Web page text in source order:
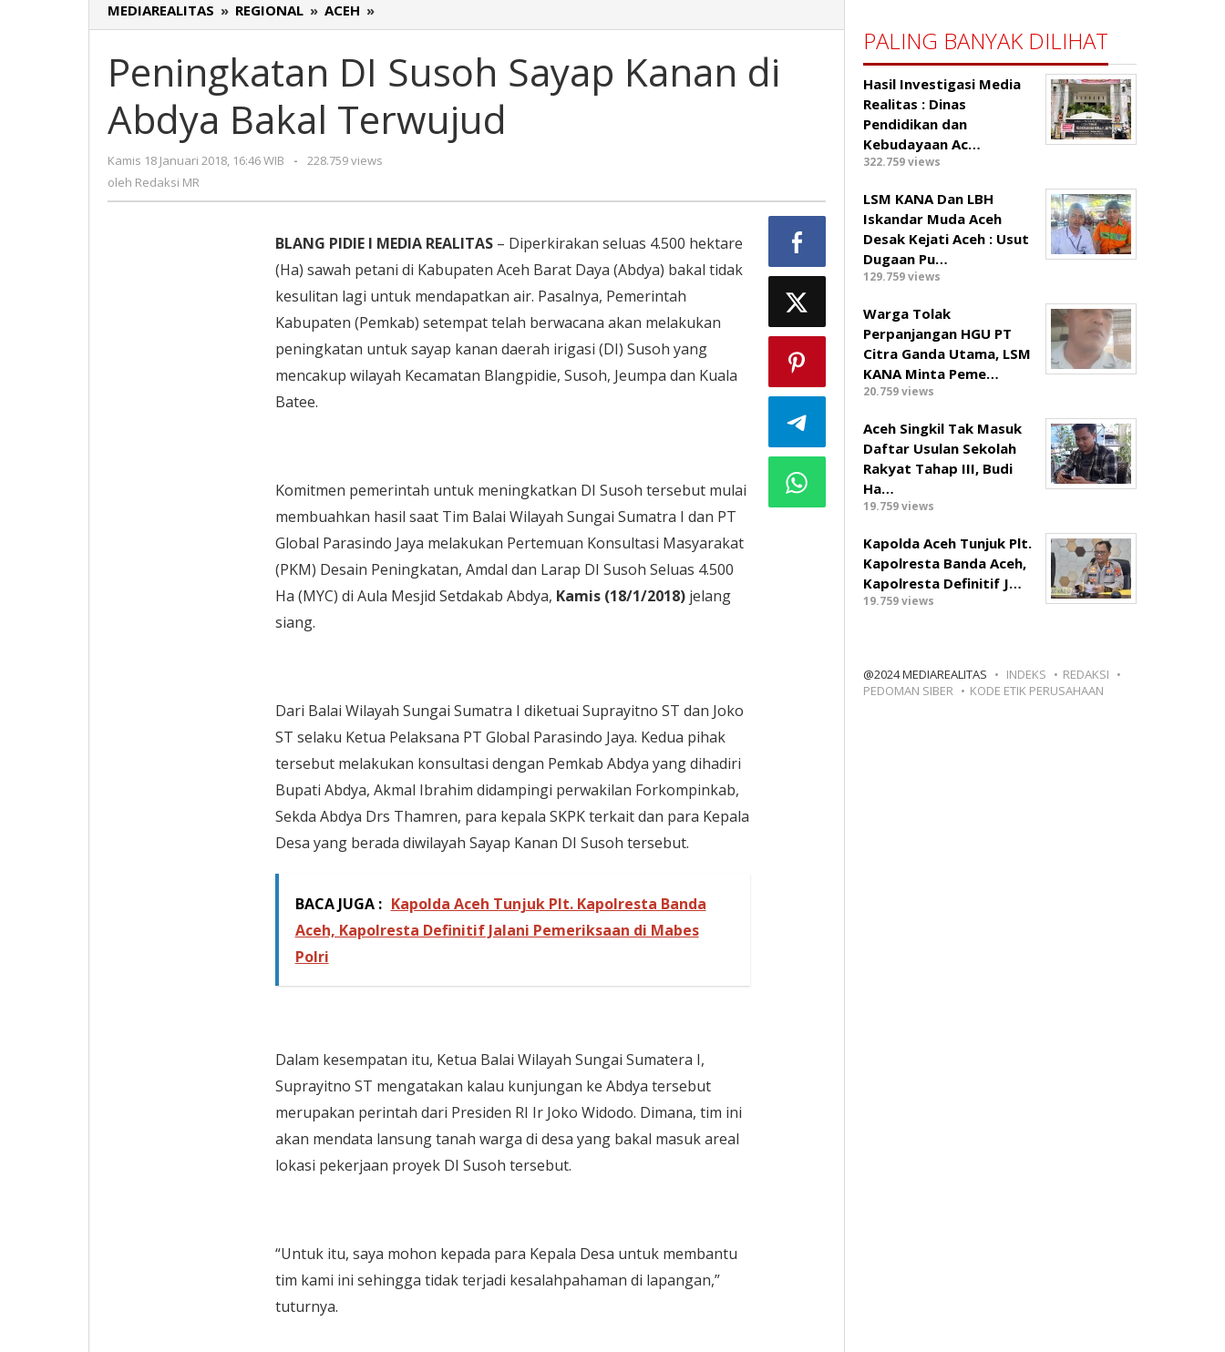
MEDIAREALITAS » REGIONAL » ACEH »
DI
Sayap
Kanan
di
Abdya
Terwujud
Peningkatan DI Susoh Sayap Kanan di
Abdya Bakal Terwujud
Kamis 18 Januari 2018, 16:46 WIB
oleh
-
228.759 views
oleh Redaksi MR
BLANG PIDIE I MEDIA REALITAS– Diperkirakan seluas 4.500 hektare
(Ha) sawah petani di Kabupaten Aceh Barat Daya (Abdya) bakal tidak
kesulitan lagi untuk mendapatkan air. Pasalnya, Pemerintah
Kabupaten (Pemkab) setempat telah berwacana akan melakukan
peningkatan untuk sayap kanan daerah irigasi (DI) Susoh yang
mencakup wilayah Kecamatan Blangpidie, Susoh, Jeumpa dan Kuala
Batee.
Komitmen pemerintah untuk meningkatkan DI Susoh tersebut mulai
membuahkan hasil saat Tim Balai Wilayah Sungai Sumatra I dan PT
Global Parasindo Jaya melakukan Pertemuan Konsultasi Masyarakat
(PKM) Desain Peningkatan, Amdal dan Larap DI Susoh Seluas 4.500
Ha (MYC) di Aula Mesjid Setdakab Abdya, Kamis (18/1/2018)jelang
siang.
Dari Balai Wilayah Sungai Sumatra I diketuai Suprayitno ST dan Joko
ST selaku Ketua Pelaksana PT Global Parasindo Jaya. Kedua pihak
tersebut melakukan konsultasi dengan Pemkab Abdya yang dihadiri
Bupati Abdya, Akmal Ibrahim didampingi perwakilan Forkompinkab,
Sekda Abdya Drs Thamren, para kepala SKPK terkait dan para Kepala
Desa yang berada diwilayah Sayap Kanan DI Susoh tersebut.
BACA JUGA : Kapolda Aceh Tunjuk Plt. Kapolresta Banda
Aceh, Kapolresta Definitif Jalani Pemeriksaan di Mabes
Polri
Dalam kesempatan itu, Ketua Balai Wilayah Sungai Sumatera I,
Suprayitno ST mengatakan kalau kunjungan ke Abdya tersebut
merupakan perintah dari Presiden RI Ir Joko Widodo. Dimana, tim ini
akan mendata lansung tanah warga di desa yang bakal masuk areal
lokasi pekerjaan proyek DI Susoh tersebut.
“Untuk itu, saya mohon kepada para Kepala Desa untuk membantu
tim kami ini sehingga tidak terjadi kesalahpahaman di lapangan,”
tuturnya.
PALING BANYAK DILIHAT
Hasil Investigasi Media
Realitas : ‎Dinas
Pendidikan dan
Kebudayaan Ac…
322.759 views
LSM KANA Dan LBH
Iskandar Muda Aceh
Desak Kejati Aceh : Usut
Dugaan Pu…
129.759 views
Warga Tolak
Perpanjangan HGU PT
Citra Ganda Utama, LSM
KANA Minta Peme…
20.759 views
Aceh Singkil Tak Masuk
Daftar Usulan Sekolah
Rakyat Tahap III, Budi
Ha…
19.759 views
Kapolda Aceh Tunjuk Plt.
Kapolresta Banda Aceh,
Kapolresta Definitif J…
19.759 views
@2024 MEDIAREALITAS INDEKS
REDAKSI
PEDOMAN SIBER
KODE ETIK PERUSAHAAN